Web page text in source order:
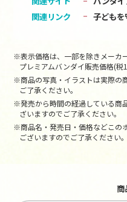
関連リンク
子どもを
※表示価格は、一部を除きメーカ
プレミアムバンダイ販売価格(税
※商品の写真・イラストは実際の
ご了承ください。
※発売から時間の経過している商
ざいますのでご了承ください。
※商品名・発売日・価格などこの
ございますのでご了承ください。
商